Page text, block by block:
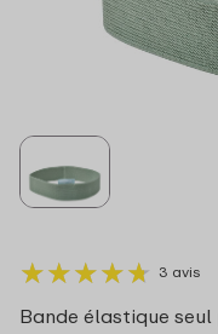
★★★★★
★★★★★ 3 avis
Bande élastique